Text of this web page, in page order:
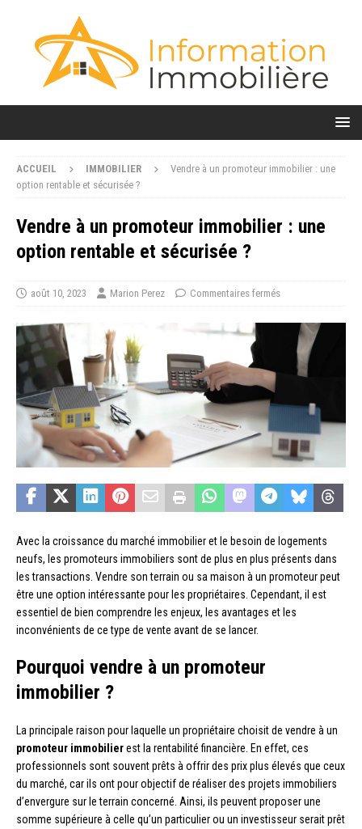
ACCUEIL IMMOBILIER
Vendre à un promoteur immobilier : une
option rentable et sécurisée ?
Vendre à un promoteur immobilier : une
option rentable et sécurisée ?
août 10, 2023 Marion Perez Commentaires fermés
Avec la croissance du marché immobilier et le besoin de logements
neufs, les promoteurs immobiliers sont de plus en plus présents dans
les transactions. Vendre son terrain ou sa maison à un promoteur peut
être une option intéressante pour les propriétaires. Cependant, il est
essentiel de bien comprendre les enjeux, les avantages et les
inconvénients de ce type de vente avant de se lancer.
Pourquoi vendre à un promoteur
immobilier ?
La principale raison pour laquelle un propriétaire choisit de vendre à un
promoteur immobilierest la rentabilité financière. En effet, ces
professionnels sont souvent prêts à offrir des prix plus élevés que ceux
du marché, car ils ont pour objectif de réaliser des projets immobiliers
d’envergure sur le terrain concerné. Ainsi, ils peuvent proposer une
somme supérieure à celle qu’un particulier ou un investisseur serait prêt